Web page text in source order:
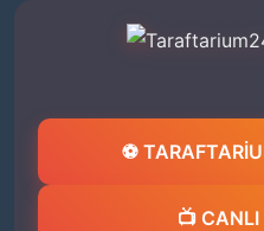
⚽
📺